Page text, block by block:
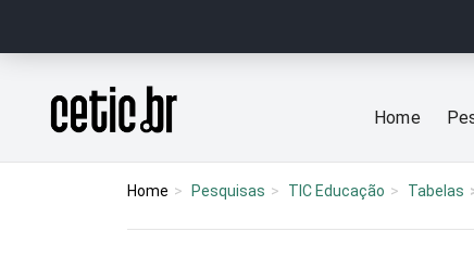
Página inicial
Home
Home Pesquisas TIC Educação Tabelas